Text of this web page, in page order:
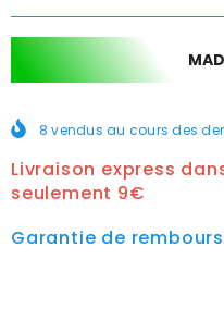
8 vendus au cours des
Livraison express
seulement 9€
Garantie de